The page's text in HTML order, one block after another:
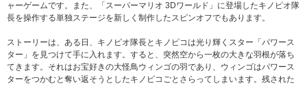
ャーゲームです。また、「スーパーマリオ 3Dワールド」に登場したキノピオ隊
長を操作する単独ステージを新しく制作したスピンオフでもあります。
ストーリーは、ある日、キノピオ隊長とキノピコは光り輝くスター「パワース
ター」を見つけて手に入れます。すると、突然空から一枚の大きな羽根が落ち
てきます。それはお宝好きの大怪鳥ウィンゴの羽であり、ウィンゴはパワース
ターをつかむと奪い返そうとしたキノピコごとさらってしまいます。残された